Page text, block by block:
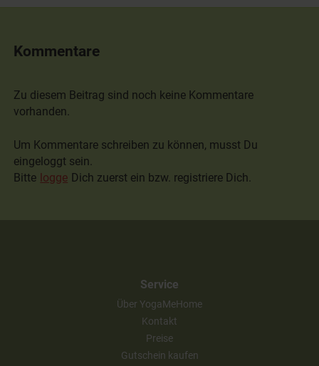
Kommentare
Zu diesem Beitrag sind noch keine Kommentare
vorhanden.
Um Kommentare schreiben zu können, musst Du
eingeloggt sein.
Bitte logge Dich zuerst ein bzw. registriere Dich.
Service
Über YogaMeHome
Kontakt
Preise
Gutschein kaufen